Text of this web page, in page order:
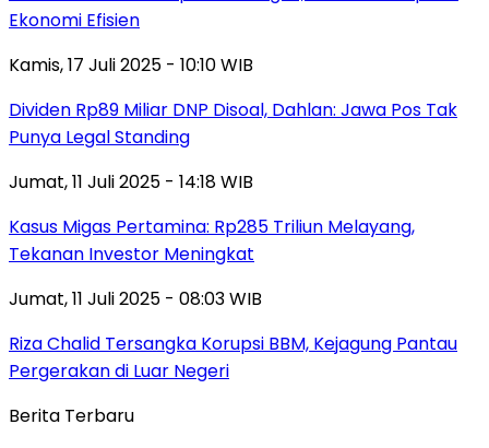
Ekonomi Efisien
Kamis, 17 Juli 2025 - 10:10 WIB
Dividen Rp89 Miliar DNP Disoal, Dahlan: Jawa Pos Tak
Punya Legal Standing
Jumat, 11 Juli 2025 - 14:18 WIB
Kasus Migas Pertamina: Rp285 Triliun Melayang,
Tekanan Investor Meningkat
Jumat, 11 Juli 2025 - 08:03 WIB
Riza Chalid Tersangka Korupsi BBM, Kejagung Pantau
Pergerakan di Luar Negeri
Berita Terbaru